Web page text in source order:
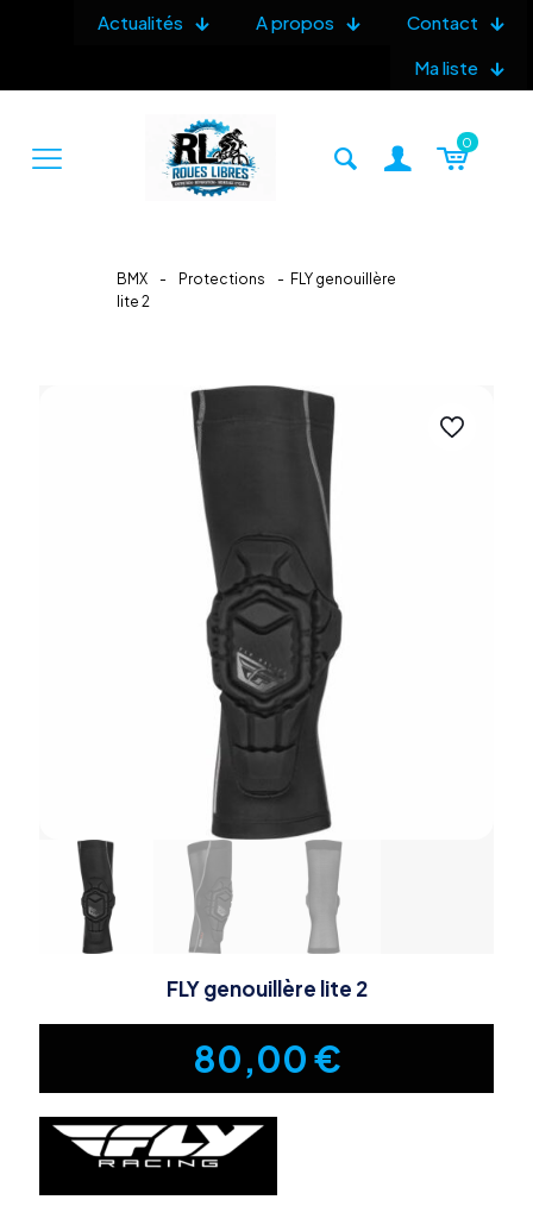
Actualités A propos
Contact
Ma liste
0
BMX - Protections - FLY genouillère
lite 2
FLY genouillère lite 2
80,00€